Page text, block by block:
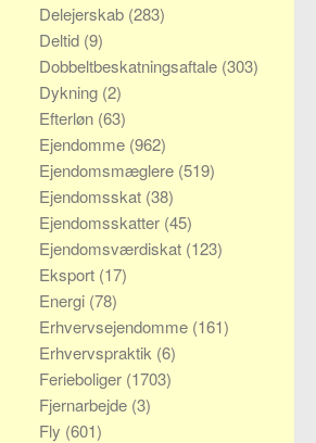
Delejerskab (283)
Deltid (9)
Dobbeltbeskatningsaftale (303)
Dykning (2)
Efterløn (63)
Ejendomme (962)
Ejendomsmæglere (519)
Ejendomsskat (38)
Ejendomsskatter (45)
Ejendomsværdiskat (123)
Eksport (17)
Energi (78)
Erhvervsejendomme (161)
Erhvervspraktik (6)
Ferieboliger (1703)
Fjernarbejde (3)
Fly (601)